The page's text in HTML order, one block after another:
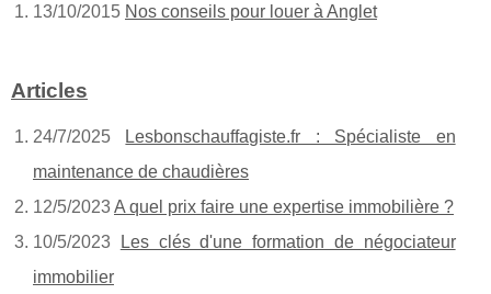
13/10/2015 Nos conseils pour louer à Anglet
Articles
24/7/2025
Lesbonschauffagiste.fr : Spécialiste en
maintenance de chaudières
12/5/2023A quel prix faire une expertise immobilière ?
10/5/2023
Les clés d'une formation de négociateur
immobilier